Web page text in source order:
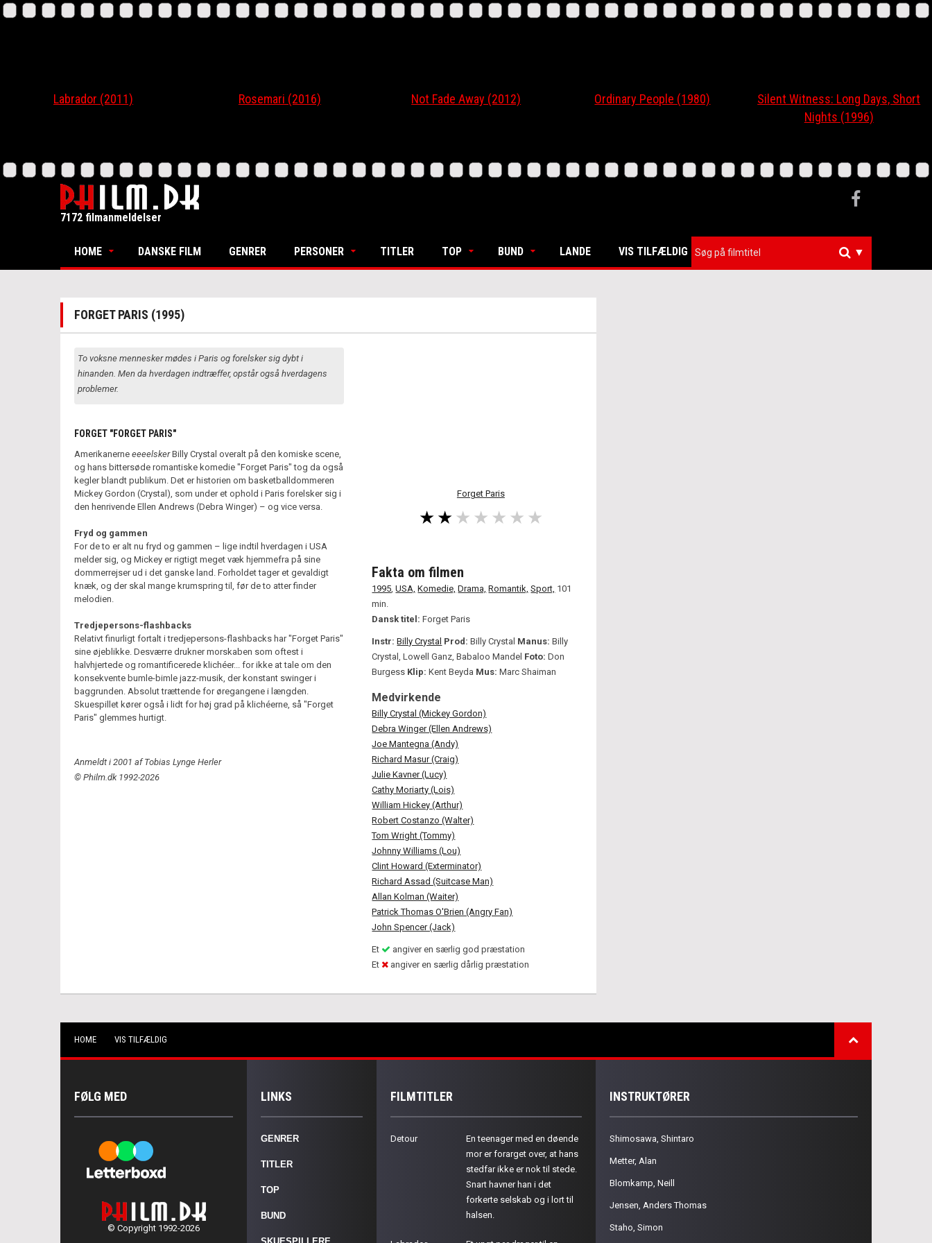
Labrador (2011) Rosemari (2016) Not Fade Away (2012) Ordinary People (1980)
Silent Witness: Long Days, Short
Nights (1996)
7172 filmanmeldelser
HOME DANSKE FILM GENRER PERSONER TITLER TOP BUND LANDE VIS TILFÆLDIG ▼
FORGET PARIS (1995)
Forget Paris
To voksne mennesker mødes i Paris og forelsker sig dybt i
hinanden. Men da hverdagen indtræffer, opstår også hverdagens
problemer.
FORGET "FORGET PARIS"
Amerikanerne eeeelskerBilly Crystal overalt på den komiske scene,
og hans bittersøde romantiske komedie "Forget Paris" tog da også
kegler blandt publikum. Det er historien om basketballdommeren
Mickey Gordon (Crystal), som under et ophold i Paris forelsker sig i
den henrivende Ellen Andrews (Debra Winger) – og vice versa.
Fryd og gammen
For de to er alt nu fryd og gammen – lige indtil hverdagen i USA
melder sig, og Mickey er rigtigt meget væk hjemmefra på sine
dommerrejser ud i det ganske land. Forholdet tager et gevaldigt
knæk, og der skal mange krumspring til, før de to atter finder
melodien.
Tredjepersons-flashbacks
Relativt finurligt fortalt i tredjepersons-flashbacks har "Forget Paris"
sine øjeblikke. Desværre drukner morskaben som oftest i
halvhjertede og romantificerede klichéer... for ikke at tale om den
konsekvente bumle-bimle jazz-musik, der konstant swinger i
baggrunden. Absolut trættende for øregangene i længden.
Skuespillet kører også i lidt for høj grad på klichéerne, så "Forget
Paris" glemmes hurtigt.
Anmeldt i 2001 af Tobias Lynge Herler
© Philm.dk 1992-2026
Fakta om filmen
1995,USA, Komedie, Drama, Romantik, Sport, 101
min.
Dansk titel:Forget Paris
Instr: Billy Crystal Prod: Billy Crystal Manus: Billy
Crystal, Lowell Ganz, Babaloo Mandel Foto: Don
Burgess Klip: Kent Beyda Mus: Marc Shaiman
Medvirkende
Billy Crystal (Mickey Gordon)
Debra Winger (Ellen Andrews)
Joe Mantegna (Andy)
Richard Masur (Craig)
Julie Kavner (Lucy)
Cathy Moriarty (Lois)
William Hickey (Arthur)
Robert Costanzo (Walter)
Tom Wright (Tommy)
Johnny Williams (Lou)
Clint Howard (Exterminator)
Richard Assad (Suitcase Man)
Allan Kolman (Waiter)
Patrick Thomas O'Brien (Angry Fan)
John Spencer (Jack)
Et
angiver en særlig god præstation
Et
angiver en særlig dårlig præstation
HOME VIS TILFÆLDIG
FØLG MED
© Copyright 1992-2026
LINKS
GENRER
TITLER
TOP
BUND
FILMTITLER
Detour
En teenager med en døende
mor er forarget over, at hans
stedfar ikke er nok til stede.
Snart havner han i det
forkerte selskab og i lort til
halsen.
INSTRUKTØRER
Shimosawa, Shintaro
Metter, Alan
Blomkamp, Neill
Jensen, Anders Thomas
Staho, Simon